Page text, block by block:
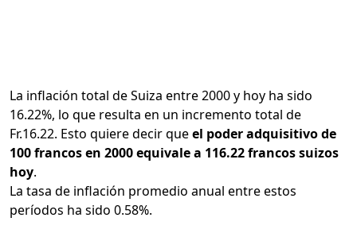
La inflación total de Suiza entre 2000 y hoy ha sido
16.22%, lo que resulta en un incremento total de
Fr.16.22. Esto quiere decir queel poder adquisitivo de
100 francos en 2000 equivale a 116.22 francos suizos
hoy.
La tasa de inflación promedio anual entre estos
períodos ha sido 0.58%.